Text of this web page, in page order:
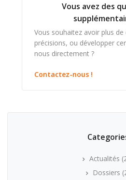
Vous avez des
Vous souhaitez avoir plus de
précisions, ou développer
nous directement ?
Contactez-nous !
Actualités
Dossiers